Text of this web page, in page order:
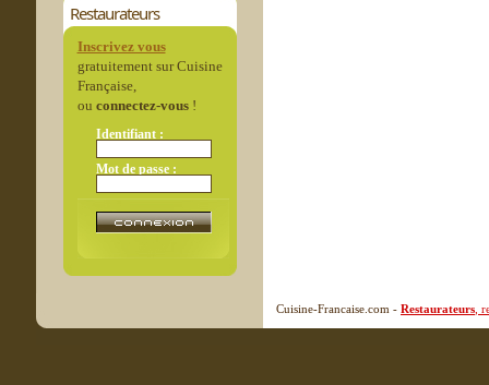
Restaurateurs
Inscrivez vous
gratuitement sur Cuisine
Française,
ou connectez-vous!
Identifiant :
Mot de passe :
Cuisine-Francaise.com - Restaurateurs ,